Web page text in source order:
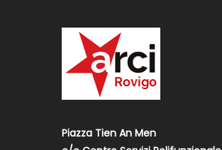
Piazza Tien An Men